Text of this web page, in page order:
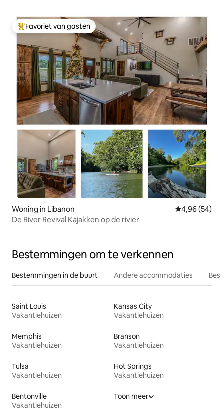
Topfavoriet van gasten
Favoriet van gasten
Woning in Libanon Gemiddelde
4,96 (54)
De River Revival Kajakken op de rivier
Bestemmingen om te verkennen
Bestemmingen in de buurt Andere accommodaties
Saint Louis
Vakantiehuizen
Kansas City
Vakantiehuizen
Memphis
Vakantiehuizen
Branson
Vakantiehuizen
Tulsa
Vakantiehuizen
Hot Springs
Vakantiehuizen
Bentonville
Vakantiehuizen
Toon meer